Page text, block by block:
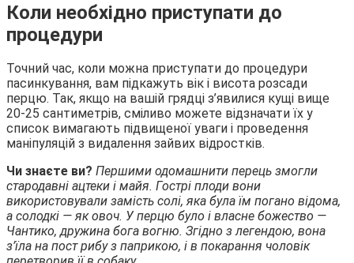
Коли необхідно приступати до
процедури
Точний час, коли можна приступати до процедури
пасинкування, вам підкажуть вік і висота розсади
перцю. Так, якщо на вашій грядці з’явилися кущі вище
20-25 сантиметрів, сміливо можете відзначати їх у
список вимагають підвищеної уваги і проведення
маніпуляцій з видалення зайвих відростків.
Чи знаєте ви? Першими одомашнити перець змогли
стародавні ацтеки і майя. Гострі плоди вони
використовували замість солі, яка була їм погано відома,
а солодкі — як овоч. У перцю було і власне божество —
Чантико, дружина бога вогню. Згідно з легендою, вона
з’їла на пост рибу з паприкою, і в покарання чоловік